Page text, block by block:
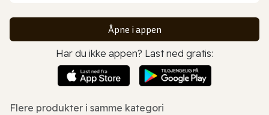
Åpne i appen
Har du ikke appen? Last ned gratis:
Flere produkter i samme kategori